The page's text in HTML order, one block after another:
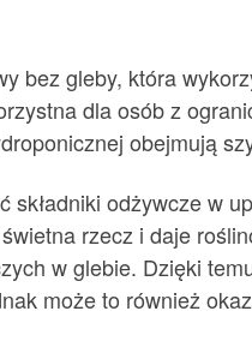
bez gleby, która
dla osób z
obejmują
składniki odżywcze w
rzecz i daje
w glebie. Dzięki
może to również